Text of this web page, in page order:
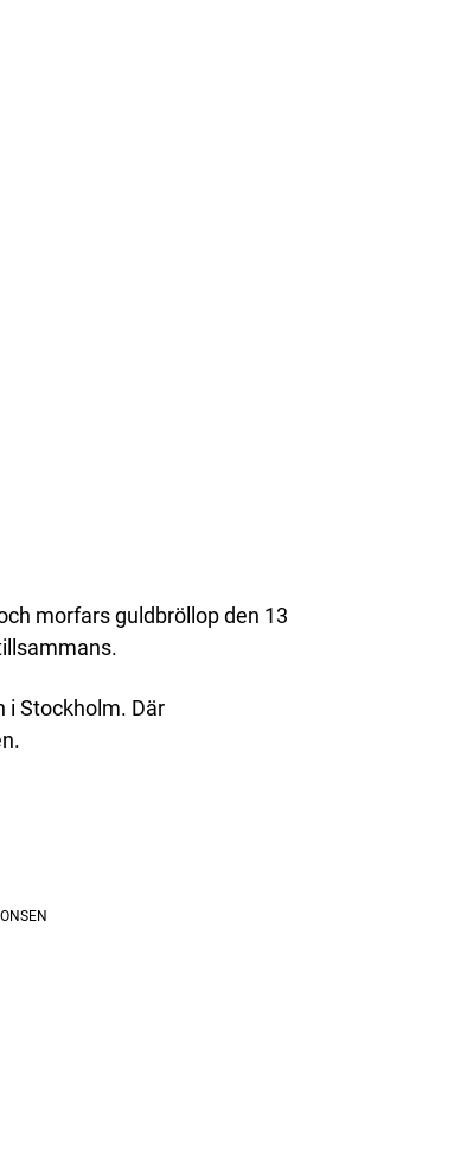
morfars guldbröllop den 13
i Stockholm. Där